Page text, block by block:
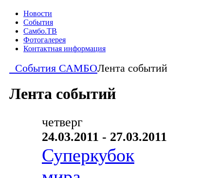
Новости
События
Самбо.ТВ
Фотогалерея
Контактная информация
События САМБОЛента событий
Лента событий
четверг
24.03.2011 - 27.03.2011
Суперкубок